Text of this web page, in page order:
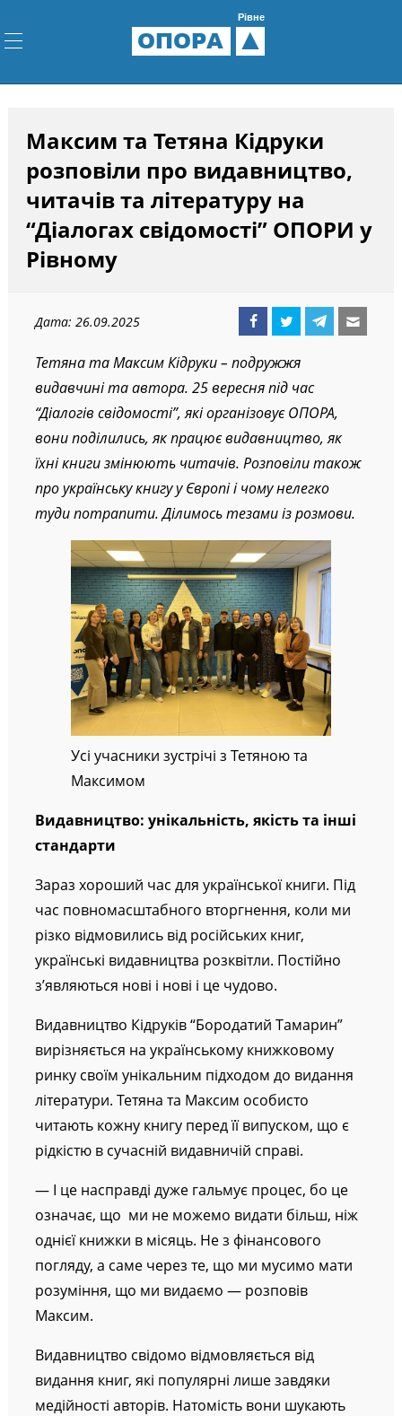
ОПОРА
Рівне
Максим та Тетяна Кідруки
розповіли про видавництво,
читачів та літературу на
“Діалогах свідомості” ОПОРИ у
Рівному
Дата: 26.09.2025
Тетяна та Максим Кідруки – подружжя
видавчині та автора. 25 вересня під час
“Діалогів свідомості”, які організовує ОПОРА,
вони поділились, як працює видавництво, як
їхні книги змінюють читачів. Розповіли також
про українську книгу у Європі і чому нелегко
туди потрапити. Ділимось тезами із розмови.
Усі учасники зустрічі з Тетяною та
Максимом
Видавництво: унікальність, якість та інші
стандарти
Зараз хороший час для української книги. Під
час повномасштабного вторгнення, коли ми
різко відмовились від російських книг,
українські видавництва розквітли. Постійно
з’являються нові і нові і це чудово.
Видавництво Кідруків “Бородатий Тамарин”
вирізняється на українському книжковому
ринку своїм унікальним підходом до видання
літератури. Тетяна та Максим особисто
читають кожну книгу перед її випуском, що є
рідкістю в сучасній видавничій справі.
— І це насправді дуже гальмує процес, бо це
означає, що ми не можемо видати більш, ніж
однієї книжки в місяць. Не з фінансового
погляду, а саме через те, що ми мусимо мати
розуміння, що ми видаємо — розповів
Максим.
Видавництво свідомо відмовляється від
видання книг, які популярні лише завдяки
медійності авторів. Натомість вони шукають